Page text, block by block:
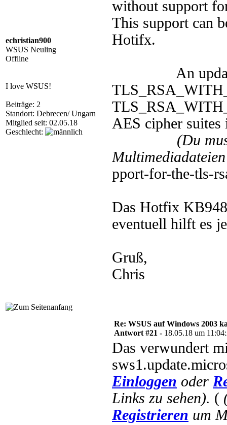
echristian900
WSUS Neuling
Offline
I love WSUS!
Beiträge: 2
Standort: Debrecen/ Ungarn
Mitglied seit: 02.05.18
Geschlecht:
without support
This support can
Hotifx.
An update is
AES cipher
(Du
pport-for-the-tls-
Das Hotfix
eventuell hilft es
Gruß,
Chris
Re: WSUS auf Windows 2003
Antwort #21 - 18.05.18 um
Das verwundert
Einloggen oder
Links zu sehen). (
Registrieren um